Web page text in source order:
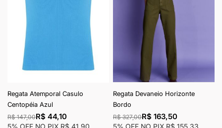
Regata Atemporal Casulo
Centopéia Azul
R$ 147,00R$ 44,10
5% OFF NO PIX R$ 41,90
Regata Devaneio Horizonte
Bordo
R$ 327,00R$ 163,50
5% OFF NO PIX R$ 155,33